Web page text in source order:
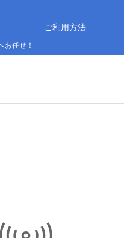
お任せ！
ご利用方法